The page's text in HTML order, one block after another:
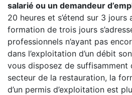
salarié ou un demandeur
20 heures et s’étend sur 3 jours
formation de trois jours
professionnels n’ayant pas
dans l’exploitation d’un débit
vous disposez de suffisamment
secteur de la restauration, la
d’un permis d’exploitation est